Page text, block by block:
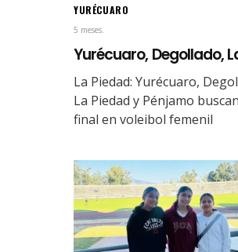
YURÉCUARO
5 meses.
Yurécuaro, Degollado,
La Piedad: Yurécuaro,
La Piedad y Pénjamo
final en voleibol femenil